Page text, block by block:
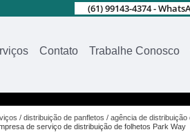
(61) 99143-4374 -
Contato Trabalhe Conosco
distribuição de panfletos
agência de distribuição
de serviço de distribuição de folhetos Park Way